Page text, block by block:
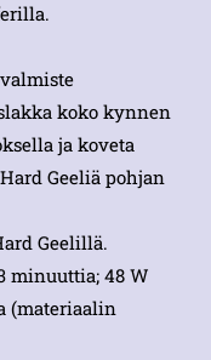
koko kynnen
ja koveta
Geeliä pohjan
Geelillä.
minuuttia; 48 W
(materiaalin